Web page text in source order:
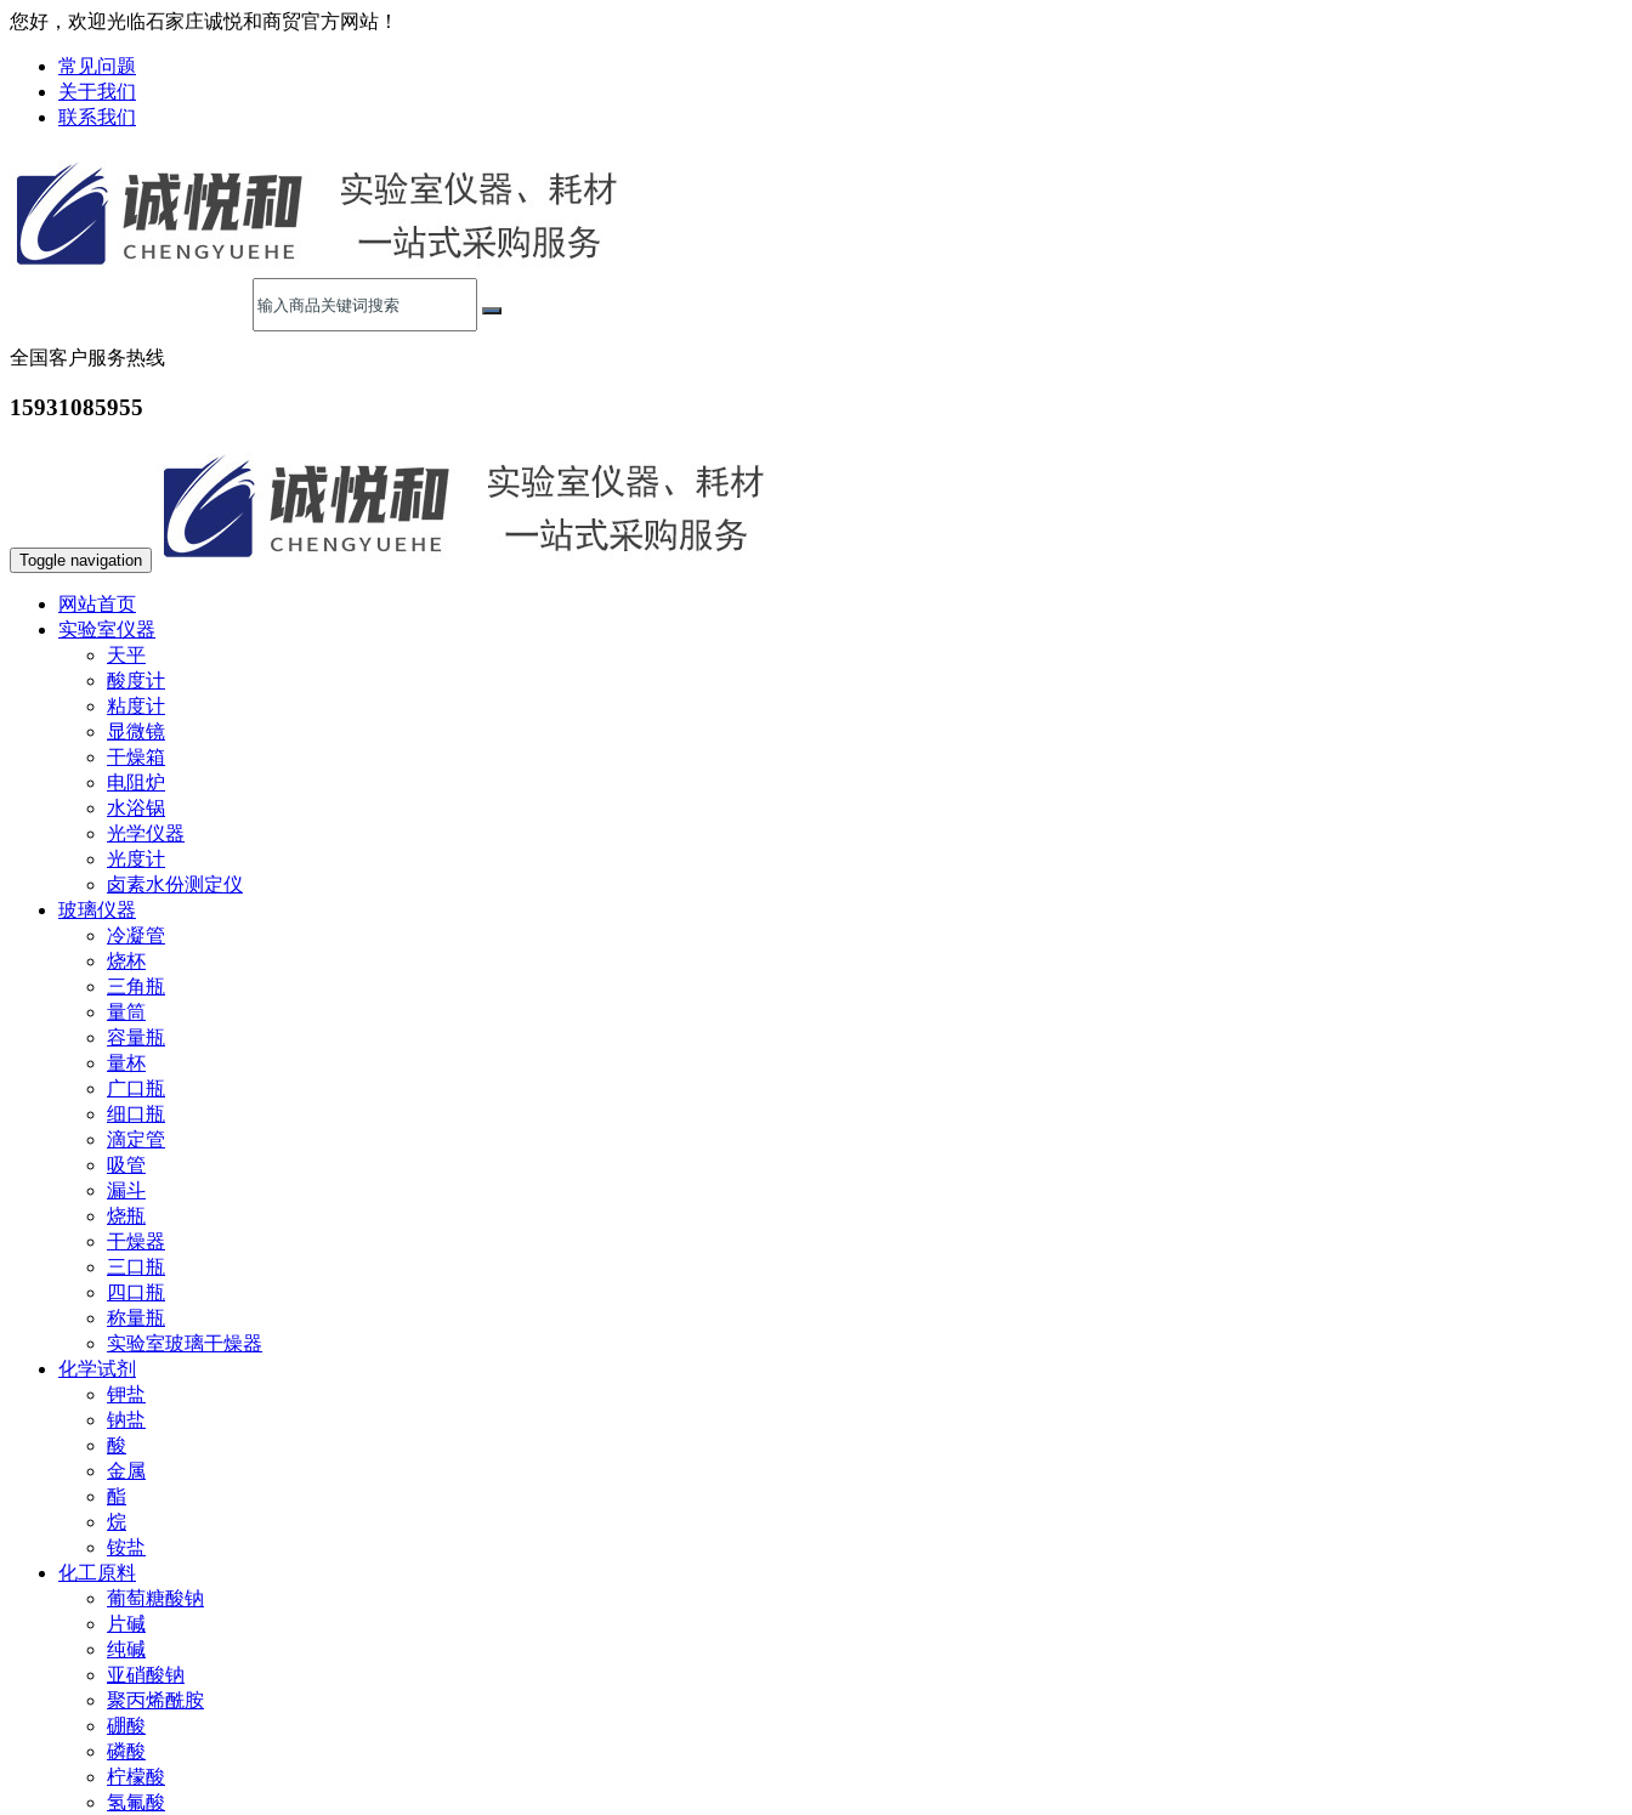
您好，欢迎光临石家庄诚悦和商贸官方网站！
常见问题
关于我们
联系我们
全国客户服务热线
15931085955
Toggle navigation
网站首页
实验室仪器
天平
酸度计
粘度计
显微镜
干燥箱
电阻炉
水浴锅
光学仪器
光度计
卤素水份测定仪
玻璃仪器
冷凝管
烧杯
三角瓶
量筒
容量瓶
量杯
广口瓶
细口瓶
滴定管
吸管
漏斗
烧瓶
干燥器
三口瓶
四口瓶
称量瓶
实验室玻璃干燥器
化学试剂
钾盐
钠盐
酸
金属
酯
烷
铵盐
化工原料
葡萄糖酸钠
片碱
纯碱
亚硝酸钠
聚丙烯酰胺
硼酸
磷酸
柠檬酸
氢氟酸